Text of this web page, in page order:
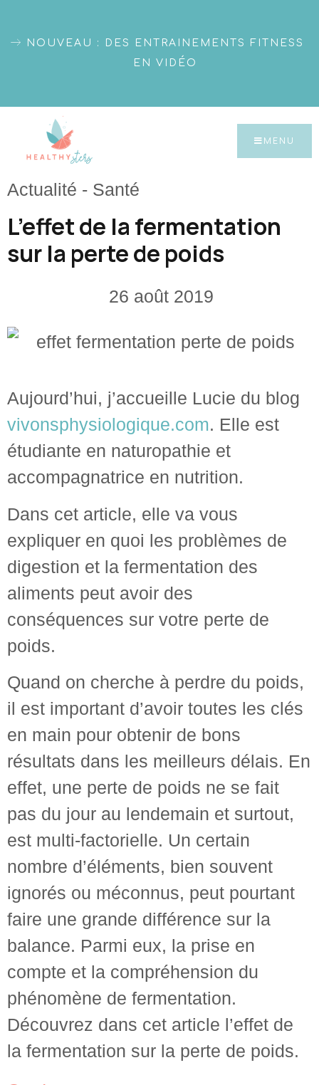
NOUVEAU : DES ENTRAINEMENTS FITNESS
EN VIDÉO
MENU
Actualité - Santé
L’effet de la fermentation
sur la perte de poids
26 août 2019
Aujourd’hui, j’accueille Lucie du blog
vivonsphysiologique.com. Elle est
étudiante en naturopathie et
accompagnatrice en nutrition.
Dans cet article, elle va vous
expliquer en quoi les problèmes de
digestion et la fermentation des
aliments peut avoir des
conséquences sur votre perte de
poids.
Quand on cherche à perdre du poids,
il est important d’avoir toutes les clés
en main pour obtenir de bons
résultats dans les meilleurs délais. En
effet, une perte de poids ne se fait
pas du jour au lendemain et surtout,
est multi-factorielle. Un certain
nombre d’éléments, bien souvent
ignorés ou méconnus, peut pourtant
faire une grande différence sur la
balance. Parmi eux, la prise en
compte et la compréhension du
phénomène de fermentation.
Découvrez dans cet article l’effet de
la fermentation sur la perte de poids.